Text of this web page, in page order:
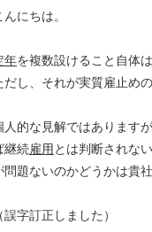
んにちは。
年を複数設けること自体
だし、それが実質雇止め
人的な見解ではあります
継続雇用とは判断されな
問題ないのかどうかは貴
（誤字訂正しました）